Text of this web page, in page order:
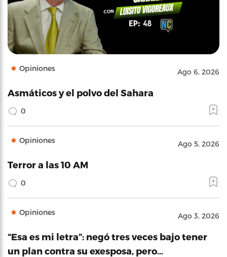
Opiniones Ago 6, 2026
Asmáticos y el polvo del Sahara
0
Opiniones Ago 5, 2026
Terror a las 10 AM
0
Opiniones Ago 3, 2026
“Esa es mi letra”: negó tres veces bajo tener
un plan contra su exesposa, pero…